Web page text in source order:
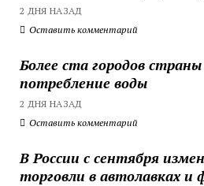
2 ДНЯ НАЗАД
Оставить комментарий
Более ста городов
потребление воды
2 ДНЯ НАЗАД
Оставить комментарий
В России с сентября
торговли в автолавках и